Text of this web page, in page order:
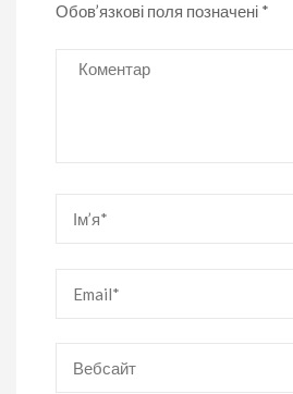
Обов’язкові поля позначені *
Коментар